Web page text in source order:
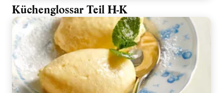
Küchenglossar Teil H-K